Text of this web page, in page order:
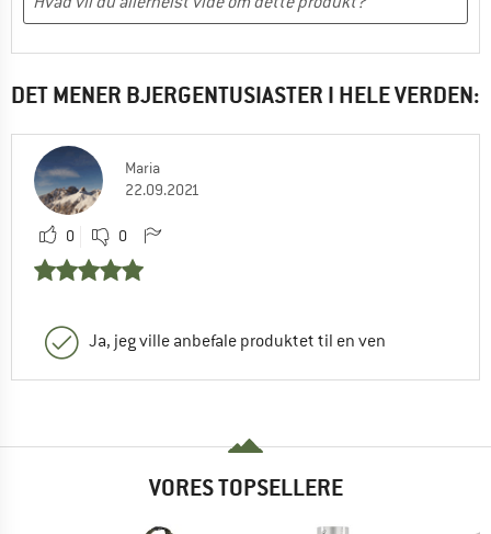
DET MENER BJERGENTUSIASTER I HELE VERDEN:
Maria
22.09.2021
0 0
Ja, jeg ville anbefale produktet til en ven
VORES TOPSELLERE